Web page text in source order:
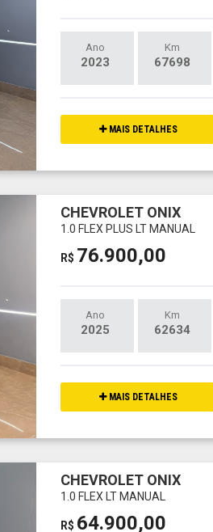
Ano
2023
Km
67698
MAIS DETALHES
CHEVROLET ONIX
1.0 FLEX PLUS LT MANUAL
R$ 76.900,00
Ano
2025
Km
62634
MAIS DETALHES
CHEVROLET ONIX
1.0 FLEX LT MANUAL
R$ 64.900,00